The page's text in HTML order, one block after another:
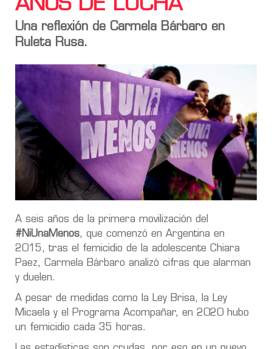
AÑOS DE LUCHA
Una reflexión de Carmela Bárbaro en
Ruleta Rusa.
A seis años de la primera movilización del
#NiUnaMenos, que comenzó en Argentina en
2015, tras el femicidio de la adolescente Chiara
Paez, Carmela Bárbaro analizó cifras que alarman
y duelen.
A pesar de medidas como la Ley Brisa, la Ley
Micaela y el Programa Acompañar, en 2020 hubo
un femicidio cada 35 horas.